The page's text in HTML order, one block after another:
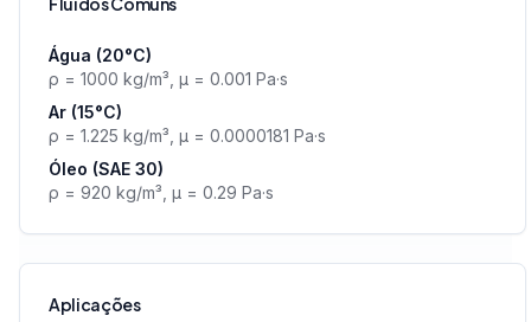
Água (20°C)
ρ = 1000 kg/m³, μ = 0.001 Pa·s
Ar (15°C)
ρ = 1.225 kg/m³, μ = 0.0000181 Pa·s
Óleo (SAE 30)
ρ = 920 kg/m³, μ = 0.29 Pa·s
Aplicações